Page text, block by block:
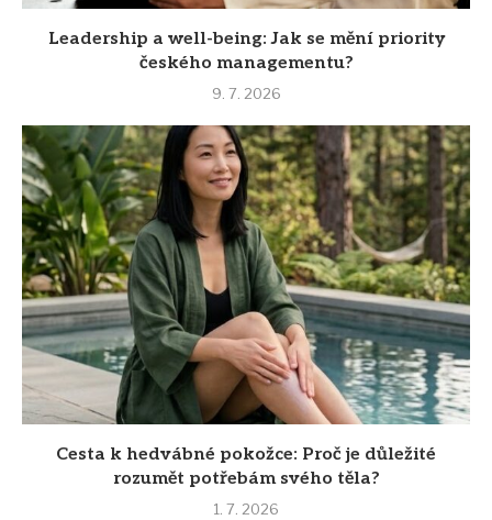
Leadership a well-being: Jak se mění priority
českého managementu?
9. 7. 2026
Cesta k hedvábné pokožce: Proč je důležité
rozumět potřebám svého těla?
1. 7. 2026